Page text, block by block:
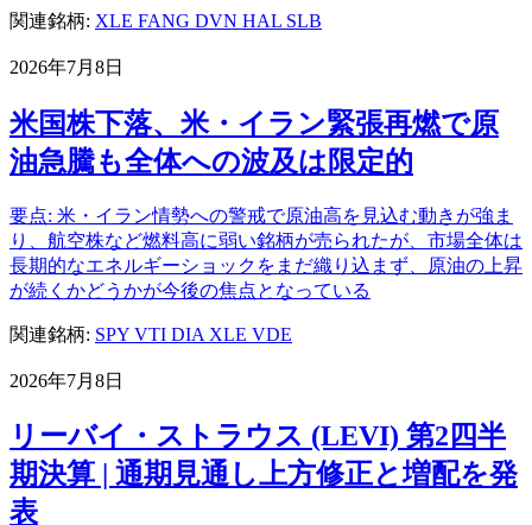
関連銘柄: XLE FANG DVN HAL SLB
2026年7月8日
米国株下落、米・イラン緊張再燃で原
油急騰も全体への波及は限定的
要点: 米・イラン情勢への警戒で原油高を見込む動きが強ま
り、航空株など燃料高に弱い銘柄が売られたが、市場全体は
長期的なエネルギーショックをまだ織り込まず、原油の上昇
が続くかどうかが今後の焦点となっている
関連銘柄: SPY VTI DIA XLE VDE
2026年7月8日
リーバイ・ストラウス (LEVI) 第2四半
期決算 | 通期見通し上方修正と増配を発
表